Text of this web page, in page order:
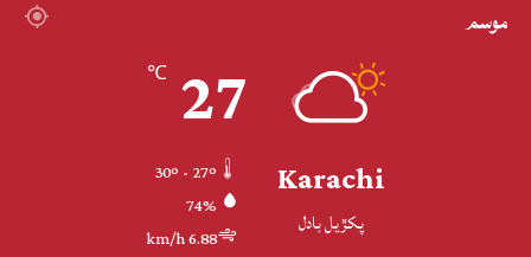
موسم
Karachi
پکڙيل بادل
27
℃
74%
6.88 km/h